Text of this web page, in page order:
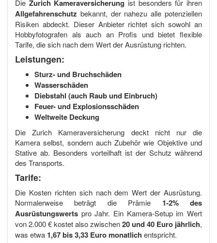
Die Zurich Kameraversicherung ist besonders für ihren
Allgefahrenschutz bekannt, der nahezu alle potenziellen
Risiken abdeckt. Dieser Anbieter richtet sich sowohl an
Hobbyfotografen als auch an Profis und bietet flexible
Tarife, die sich nach dem Wert der Ausrüstung richten.
Leistungen:
Sturz- und Bruchschäden
Wasserschäden
Diebstahl (auch Raub und Einbruch)
Feuer- und Explosionsschäden
Weltweite Deckung
Die Zurich Kameraversicherung deckt nicht nur die
Kamera selbst, sondern auch Zubehör wie Objektive und
Stative ab. Besonders vorteilhaft ist der Schutz während
des Transports.
Tarife:
Die Kosten richten sich nach dem Wert der Ausrüstung.
Normalerweise beträgt die Prämie 1-2% des
Ausrüstungswerts pro Jahr. Ein Kamera-Setup im Wert
von 2.000 € kostet also zwischen20 und 40 Euro jährlich,
was etwa 1,67 bis 3,33 Euro monatlich entspricht.